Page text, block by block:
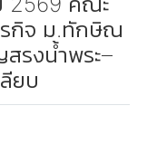
รกิจ ม.ทักษิณ
รงน้ำพระ–
ยบ